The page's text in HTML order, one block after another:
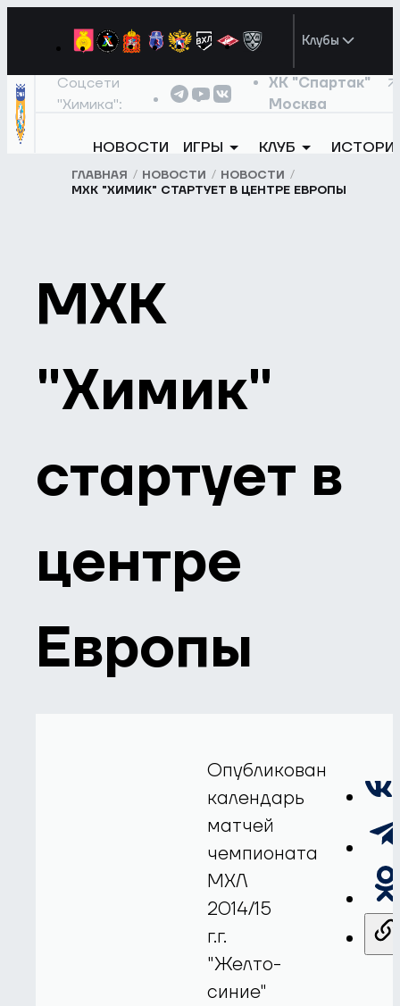
Клубы
Соцсети
"Химика":
ХК "Спартак"
Москва
НОВОСТИ ИГРЫ КЛУБ
ГЛАВНАЯ НОВОСТИ
НОВОСТИ
МХК "ХИМИК" СТАРТУЕТ В ЦЕНТРЕ ЕВРОПЫ
МХК
"Химик"
стартует в
центре
Европы
Опубликован
календарь
матчей
чемпионата
МХЛ
2014/15
г.г.
"Желто-
синие"